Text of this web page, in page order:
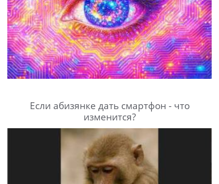
Если абизянке дать смартфон - что
изменится?